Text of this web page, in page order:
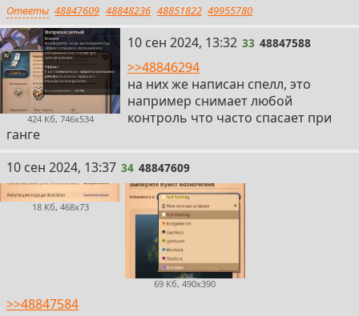
Ответы 48847609 48848236 48851822 49955780
424 Кб, 746x534
33
10 сен 2024, 13:32 33 48847588
>>48846294
на них же написан спелл, это
например снимает любой
контроль что часто спасает при
ганге
34
10 сен 2024, 13:37 34 48847609
18 Кб, 468x73
69 Кб, 490x390
>>48847584